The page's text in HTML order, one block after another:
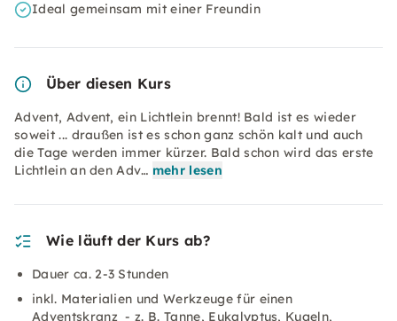
Ideal gemeinsam mit einer Freundin
Über diesen Kurs
Advent, Advent, ein Lichtlein brennt! Bald ist es wieder
soweit ... draußen ist es schon ganz schön kalt und auch
die Tage werden immer kürzer. Bald schon wird das erste
Lichtlein an den Adv… mehr lesen
Wie läuft der Kurs ab?
Dauer ca. 2-3 Stunden
inkl. Materialien und Werkzeuge für einen
Adventskranz - z. B. Tanne, Eukalyptus, Kugeln,